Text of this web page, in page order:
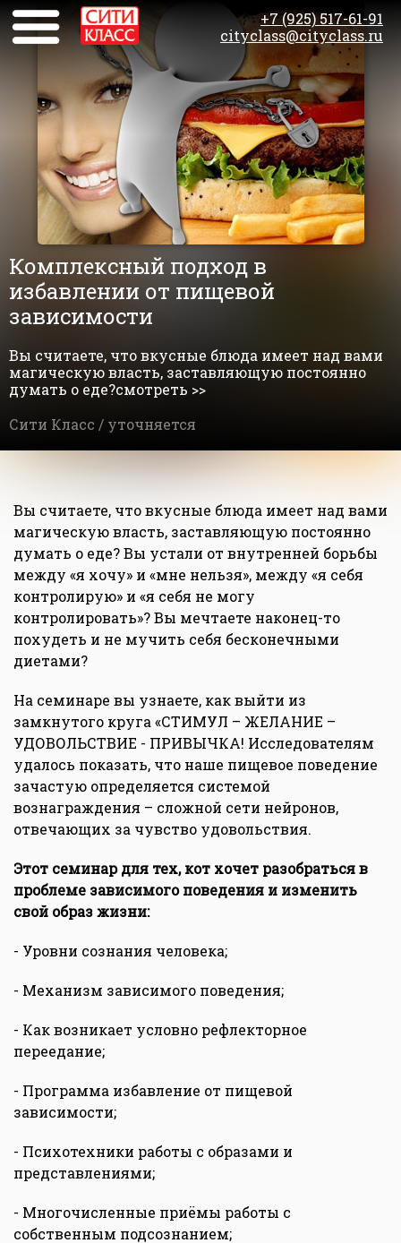
+7 (925) 517-61-91
cityclass@cityclass.ru
Комплексный подход в
избавлении от пищевой
зависимости
Вы считаете, что вкусные блюда имеет над вами
магическую власть, заставляющую постоянно
думать о еде?смотреть >>
Сити Класс / уточняется
Вы считаете, что вкусные блюда имеет над вами
магическую власть, заставляющую постоянно
думать о еде? Вы устали от внутренней борьбы
между «я хочу» и «мне нельзя», между «я себя
контролирую» и «я себя не могу
контролировать»? Вы мечтаете наконец-то
похудеть и не мучить себя бесконечными
диетами?
На семинаре вы узнаете, как выйти из
замкнутого круга «СТИМУЛ – ЖЕЛАНИЕ –
УДОВОЛЬСТВИЕ - ПРИВЫЧКА! Исследователям
удалось показать, что наше пищевое поведение
зачастую определяется системой
вознаграждения – сложной сети нейронов,
отвечающих за чувство удовольствия.
Этот семинар для тех, кот хочет разобраться в
проблеме зависимого поведения и изменить
свой образ жизни:
- Уровни сознания человека;
- Механизм зависимого поведения;
- Как возникает условно рефлекторное
переедание;
- Программа избавление от пищевой
зависимости;
- Психотехники работы с образами и
представлениями;
- Многочисленные приёмы работы с
собственным подсознанием;